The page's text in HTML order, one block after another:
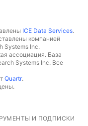
ICE Data Services.
компанией
Systems Inc.
ассоциация. База
Systems Inc. Все
Quartr.
И ПОДПИСКИ